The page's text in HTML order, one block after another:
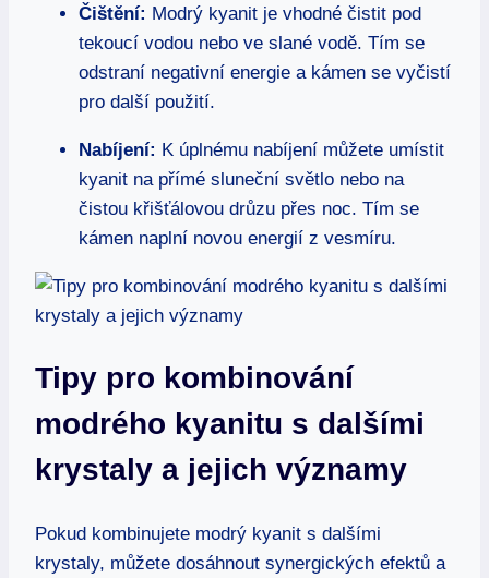
Čištění: Modrý kyanit je vhodné čistit pod
tekoucí vodou nebo ve slané vodě. Tím se
odstraní negativní energie a kámen se vyčistí
pro další použití.
Nabíjení: K úplnému nabíjení můžete umístit
kyanit na přímé sluneční světlo nebo na
čistou křišťálovou drůzu přes noc. Tím se
kámen naplní novou energií z vesmíru.
Tipy pro kombinování
modrého kyanitu s dalšími
krystaly a jejich významy
Pokud kombinujete modrý kyanit s dalšími
krystaly, můžete dosáhnout synergických efektů a